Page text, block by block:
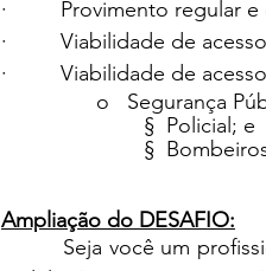
·         Provimento regular
·         Viabilidade de
·         Viabilidade de
o   Segurança
§  Policial; e
§
Ampliação do DESAFIO: